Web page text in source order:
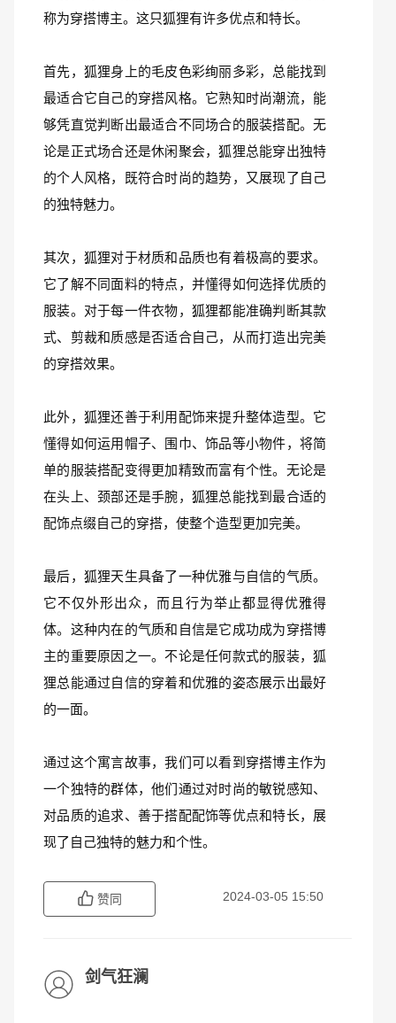
称为穿搭博主。这只狐狸有许多优点和特长。
首先，狐狸身上的毛皮色彩绚丽多彩，总能找到
最适合它自己的穿搭风格。它熟知时尚潮流，能
够凭直觉判断出最适合不同场合的服装搭配。无
论是正式场合还是休闲聚会，狐狸总能穿出独特
的个人风格，既符合时尚的趋势，又展现了自己
的独特魅力。
其次，狐狸对于材质和品质也有着极高的要求。
它了解不同面料的特点，并懂得如何选择优质的
服装。对于每一件衣物，狐狸都能准确判断其款
式、剪裁和质感是否适合自己，从而打造出完美
的穿搭效果。
此外，狐狸还善于利用配饰来提升整体造型。它
懂得如何运用帽子、围巾、饰品等小物件，将简
单的服装搭配变得更加精致而富有个性。无论是
在头上、颈部还是手腕，狐狸总能找到最合适的
配饰点缀自己的穿搭，使整个造型更加完美。
最后，狐狸天生具备了一种优雅与自信的气质。
它不仅外形出众，而且行为举止都显得优雅得
体。这种内在的气质和自信是它成功成为穿搭博
主的重要原因之一。不论是任何款式的服装，狐
狸总能通过自信的穿着和优雅的姿态展示出最好
的一面。
通过这个寓言故事，我们可以看到穿搭博主作为
一个独特的群体，他们通过对时尚的敏锐感知、
对品质的追求、善于搭配配饰等优点和特长，展
现了自己独特的魅力和个性。
赞同 2024-03-05 15:50
剑气狂澜